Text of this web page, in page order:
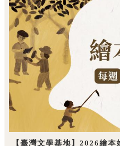
【臺灣文學基地】2026繪本